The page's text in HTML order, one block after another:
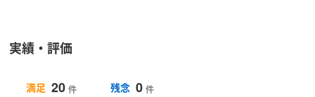
実績・評価
満足 20 件 残念 0 件